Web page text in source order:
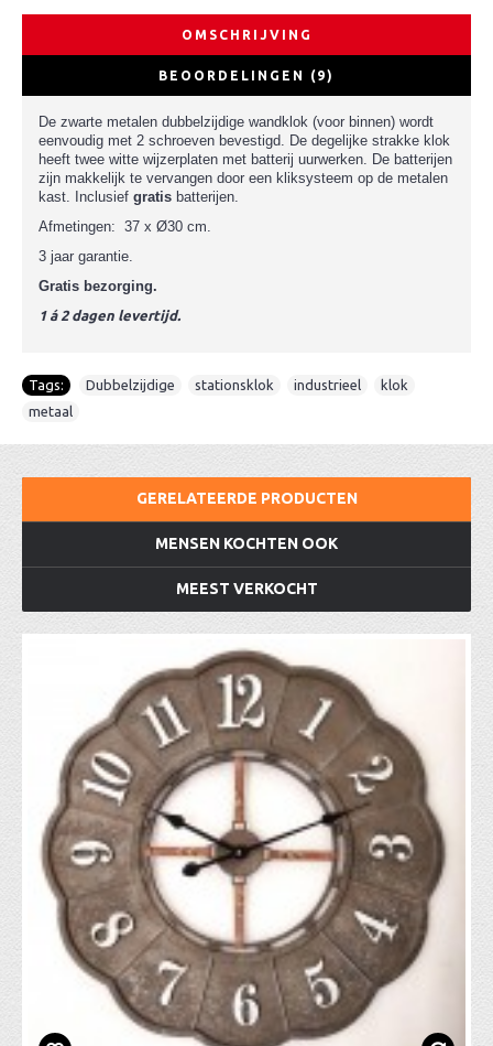
OMSCHRIJVING
BEOORDELINGEN (9)
De zwarte metalen dubbelzijdige wandklok (voor binnen) wordt
eenvoudig met 2 schroeven bevestigd. De degelijke strakke klok
heeft twee witte wijzerplaten met batterij uurwerken. De batterijen
zijn makkelijk te vervangen door een kliksysteem op de metalen
kast. Inclusief gratis batterijen.
Afmetingen: 37 x Ø30 cm.
3 jaar garantie.
Gratis bezorging.
1 á 2 dagen levertijd.
Tags: Dubbelzijdige stationsklok industrieel klok
metaal
GERELATEERDE PRODUCTEN
MENSEN KOCHTEN OOK
MEEST VERKOCHT